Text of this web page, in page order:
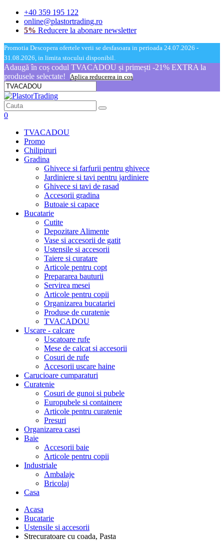
+40 359 195 122
online@plastortrading.ro
5% Reducere la abonare newsletter
Promotia Descopera ofertele verii se desfasoara in perioada 24.07.2026 -
31.08.2026, in limita stocului disponibil.
Adaugă în coș codul TVACADOU și primești -21% EXTRA la
produsele selectate!
Aplica reducerea in cos
0
TVACADOU
Promo
Chilipiruri
Gradina
Ghivece si farfurii pentru ghivece
Jardiniere si tavi pentru jardiniere
Ghivece si tavi de rasad
Accesorii gradina
Butoaie si capace
Bucatarie
Cutite
Depozitare Alimente
Vase si accesorii de gatit
Ustensile si accesorii
Taiere si curatare
Articole pentru copt
Prepararea bauturii
Servirea mesei
Articole pentru copii
Organizarea bucatariei
Produse de curatenie
TVACADOU
Uscare - calcare
Uscatoare rufe
Mese de calcat si accesorii
Cosuri de rufe
Accesorii uscare haine
Carucioare cumparaturi
Curatenie
Cosuri de gunoi si pubele
Europubele si containere
Articole pentru curatenie
Presuri
Organizarea casei
Baie
Accesorii baie
Articole pentru copii
Industriale
Ambalaje
Bricolaj
Casa
Acasa
Bucatarie
Ustensile si accesorii
Strecuratoare cu coada, Pasta